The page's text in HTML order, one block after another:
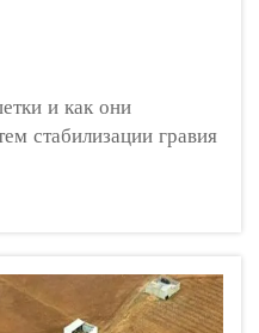
и как они
стабилизации гравия
гравия
в более устойчивое